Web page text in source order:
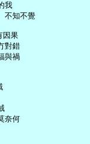
我
不知不覺
因果
對錯
與禍
奈何